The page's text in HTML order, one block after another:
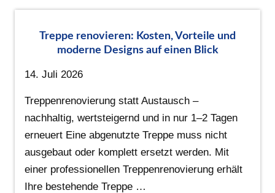
Treppe renovieren: Kosten, Vorteile und
moderne Designs auf einen Blick
14. Juli 2026
Treppenrenovierung statt Austausch –
nachhaltig, wertsteigernd und in nur 1–2 Tagen
erneuert Eine abgenutzte Treppe muss nicht
ausgebaut oder komplett ersetzt werden. Mit
einer professionellen Treppenrenovierung erhält
Ihre bestehende Treppe …